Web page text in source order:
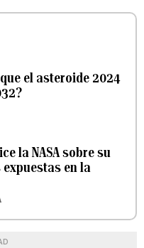
el asteroide 2024
la NASA sobre su
en la